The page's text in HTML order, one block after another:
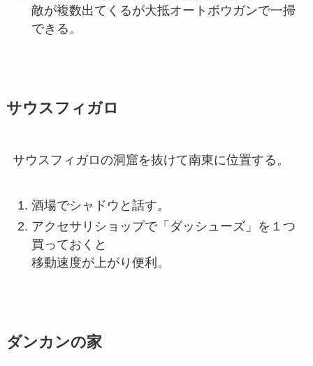
敵が複数出てくるが大抵オートボウガンで一掃
できる。
サウスフィガロ
サウスフィガロの洞窟を抜けて南東に位置する。
酒場でシャドウと話す。
アクセサリショップで「ダッシューズ」を１つ
買っておくと
移動速度が上がり便利。
ダンカンの家